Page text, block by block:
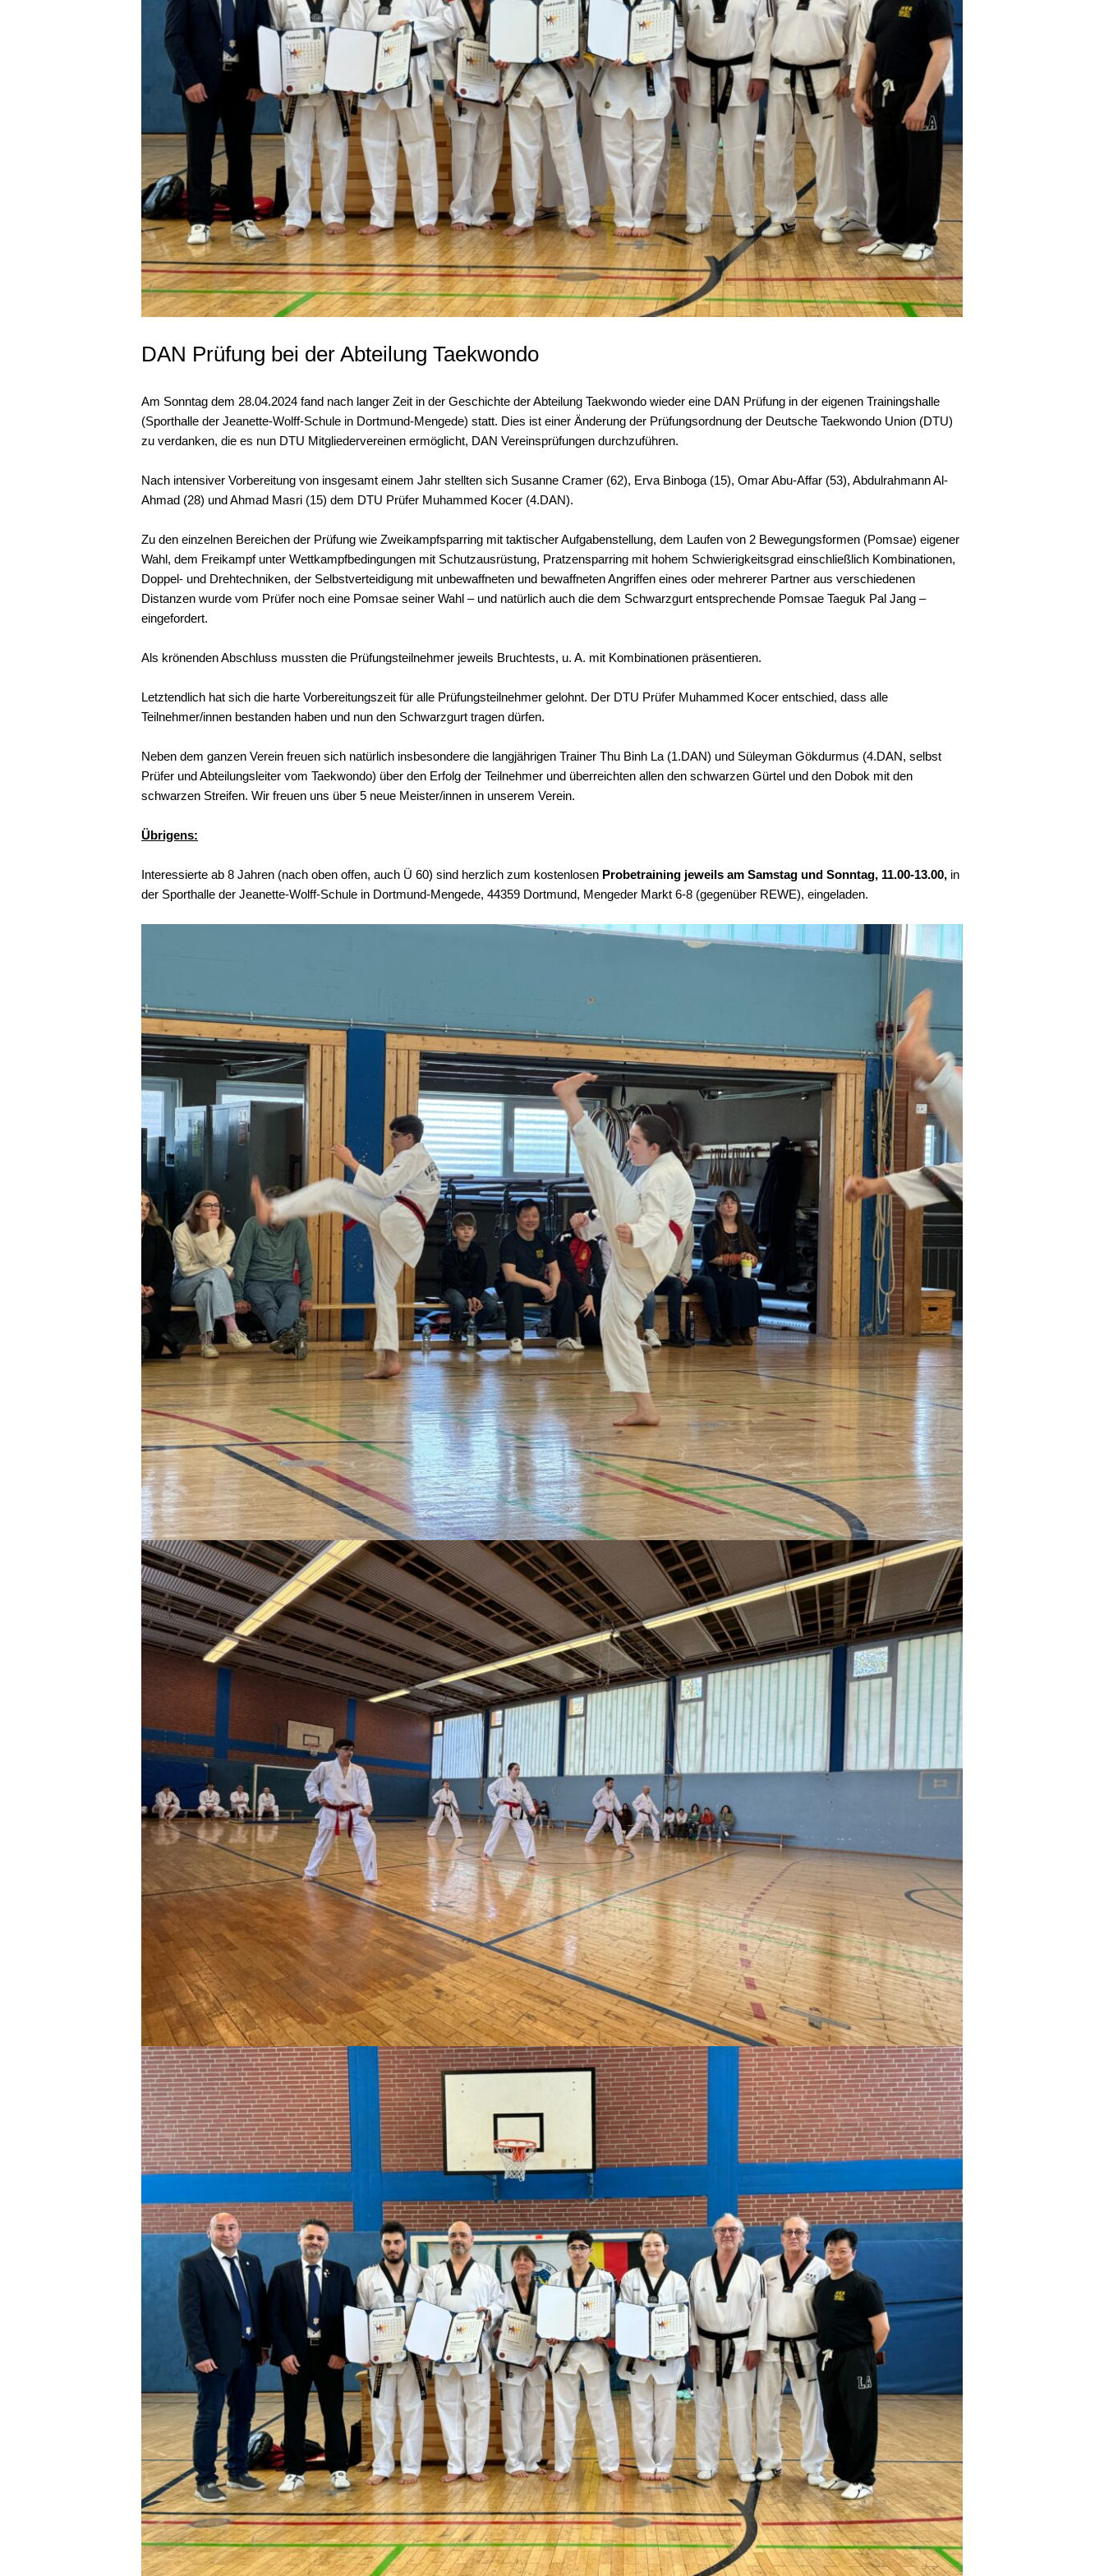
DAN Prüfung bei der Abteilung Taekwondo
Am Sonntag dem 28.04.2024 fand nach langer Zeit in der Geschichte der Abteilung Taekwondo wieder eine DAN Prüfung in der eigenen Trainingshalle
(Sporthalle der Jeanette-Wolff-Schule in Dortmund-Mengede) statt. Dies ist einer Änderung der Prüfungsordnung der Deutsche Taekwondo Union (DTU)
zu verdanken, die es nun DTU Mitgliedervereinen ermöglicht, DAN Vereinsprüfungen durchzuführen.
Nach intensiver Vorbereitung von insgesamt einem Jahr stellten sich Susanne Cramer (62), Erva Binboga (15), Omar Abu-Affar (53), Abdulrahmann Al-
Ahmad (28) und Ahmad Masri (15) dem DTU Prüfer Muhammed Kocer (4.DAN).
Zu den einzelnen Bereichen der Prüfung wie Zweikampfsparring mit taktischer Aufgabenstellung, dem Laufen von 2 Bewegungsformen (Pomsae) eigener
Wahl, dem Freikampf unter Wettkampfbedingungen mit Schutzausrüstung, Pratzensparring mit hohem Schwierigkeitsgrad einschließlich Kombinationen,
Doppel- und Drehtechniken, der Selbstverteidigung mit unbewaffneten und bewaffneten Angriffen eines oder mehrerer Partner aus verschiedenen
Distanzen wurde vom Prüfer noch eine Pomsae seiner Wahl – und natürlich auch die dem Schwarzgurt entsprechende Pomsae Taeguk Pal Jang –
eingefordert.
Als krönenden Abschluss mussten die Prüfungsteilnehmer jeweils Bruchtests, u. A. mit Kombinationen präsentieren.
Letztendlich hat sich die harte Vorbereitungszeit für alle Prüfungsteilnehmer gelohnt. Der DTU Prüfer Muhammed Kocer entschied, dass alle
Teilnehmer/innen bestanden haben und nun den Schwarzgurt tragen dürfen.
Neben dem ganzen Verein freuen sich natürlich insbesondere die langjährigen Trainer Thu Binh La (1.DAN) und Süleyman Gökdurmus (4.DAN, selbst
Prüfer und Abteilungsleiter vom Taekwondo) über den Erfolg der Teilnehmer und überreichten allen den schwarzen Gürtel und den Dobok mit den
schwarzen Streifen. Wir freuen uns über 5 neue Meister/innen in unserem Verein.
Übrigens:
Interessierte ab 8 Jahren (nach oben offen, auch Ü 60) sind herzlich zum kostenlosen Probetraining jeweils am Samstag und Sonntag, 11.00-13.00, in
der Sporthalle der Jeanette-Wolff-Schule in Dortmund-Mengede, 44359 Dortmund, Mengeder Markt 6-8 (gegenüber REWE), eingeladen.